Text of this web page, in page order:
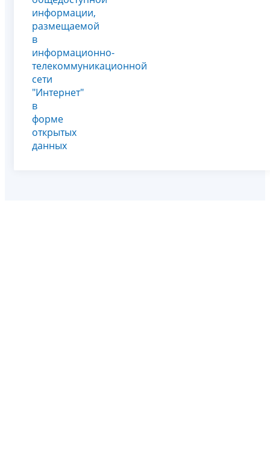
информации,
размещаемой
в
информационно-
телекоммуникационной
сети
"Интернет"
в
форме
открытых
данных